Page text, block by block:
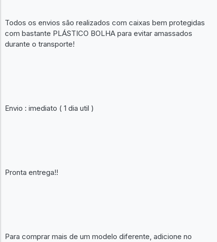
Todos os envios são realizados com caixas bem protegidas
com bastante PLÁSTICO BOLHA para evitar amassados
durante o transporte!
Envio : imediato ( 1 dia util )
Pronta entrega!!
Para comprar mais de um modelo diferente, adicione no